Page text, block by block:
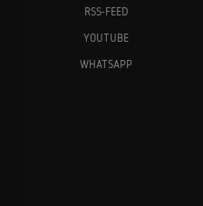
RSS-FEED
YOUTUBE
WHATSAPP